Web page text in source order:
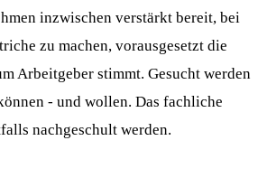
inzwischen verstärkt bereit, bei
zu machen, vorausgesetzt die
Arbeitgeber stimmt. Gesucht werden
- und wollen. Das fachliche
nachgeschult werden.